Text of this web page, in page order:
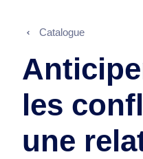
Catalogue
les
une